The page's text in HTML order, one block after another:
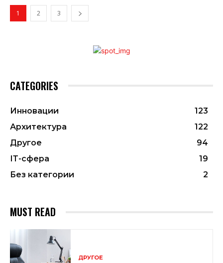
1 2 3
CATEGORIES
Инновации
123
Архитектура
122
Другое
94
ІТ-сфера
19
Без категории
2
MUST READ
ДРУГОЕ